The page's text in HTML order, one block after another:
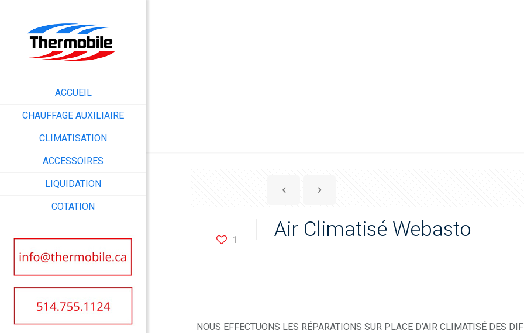
ACCUEIL
CHAUFFAGE AUXILIAIRE
CLIMATISATION
ACCESSOIRES
LIQUIDATION
COTATION
1 Air Climatisé Webasto
NOUS EFFECTUONS LES RÉPARATIONS SUR PLACE D’AIR CLIMATISÉ DES